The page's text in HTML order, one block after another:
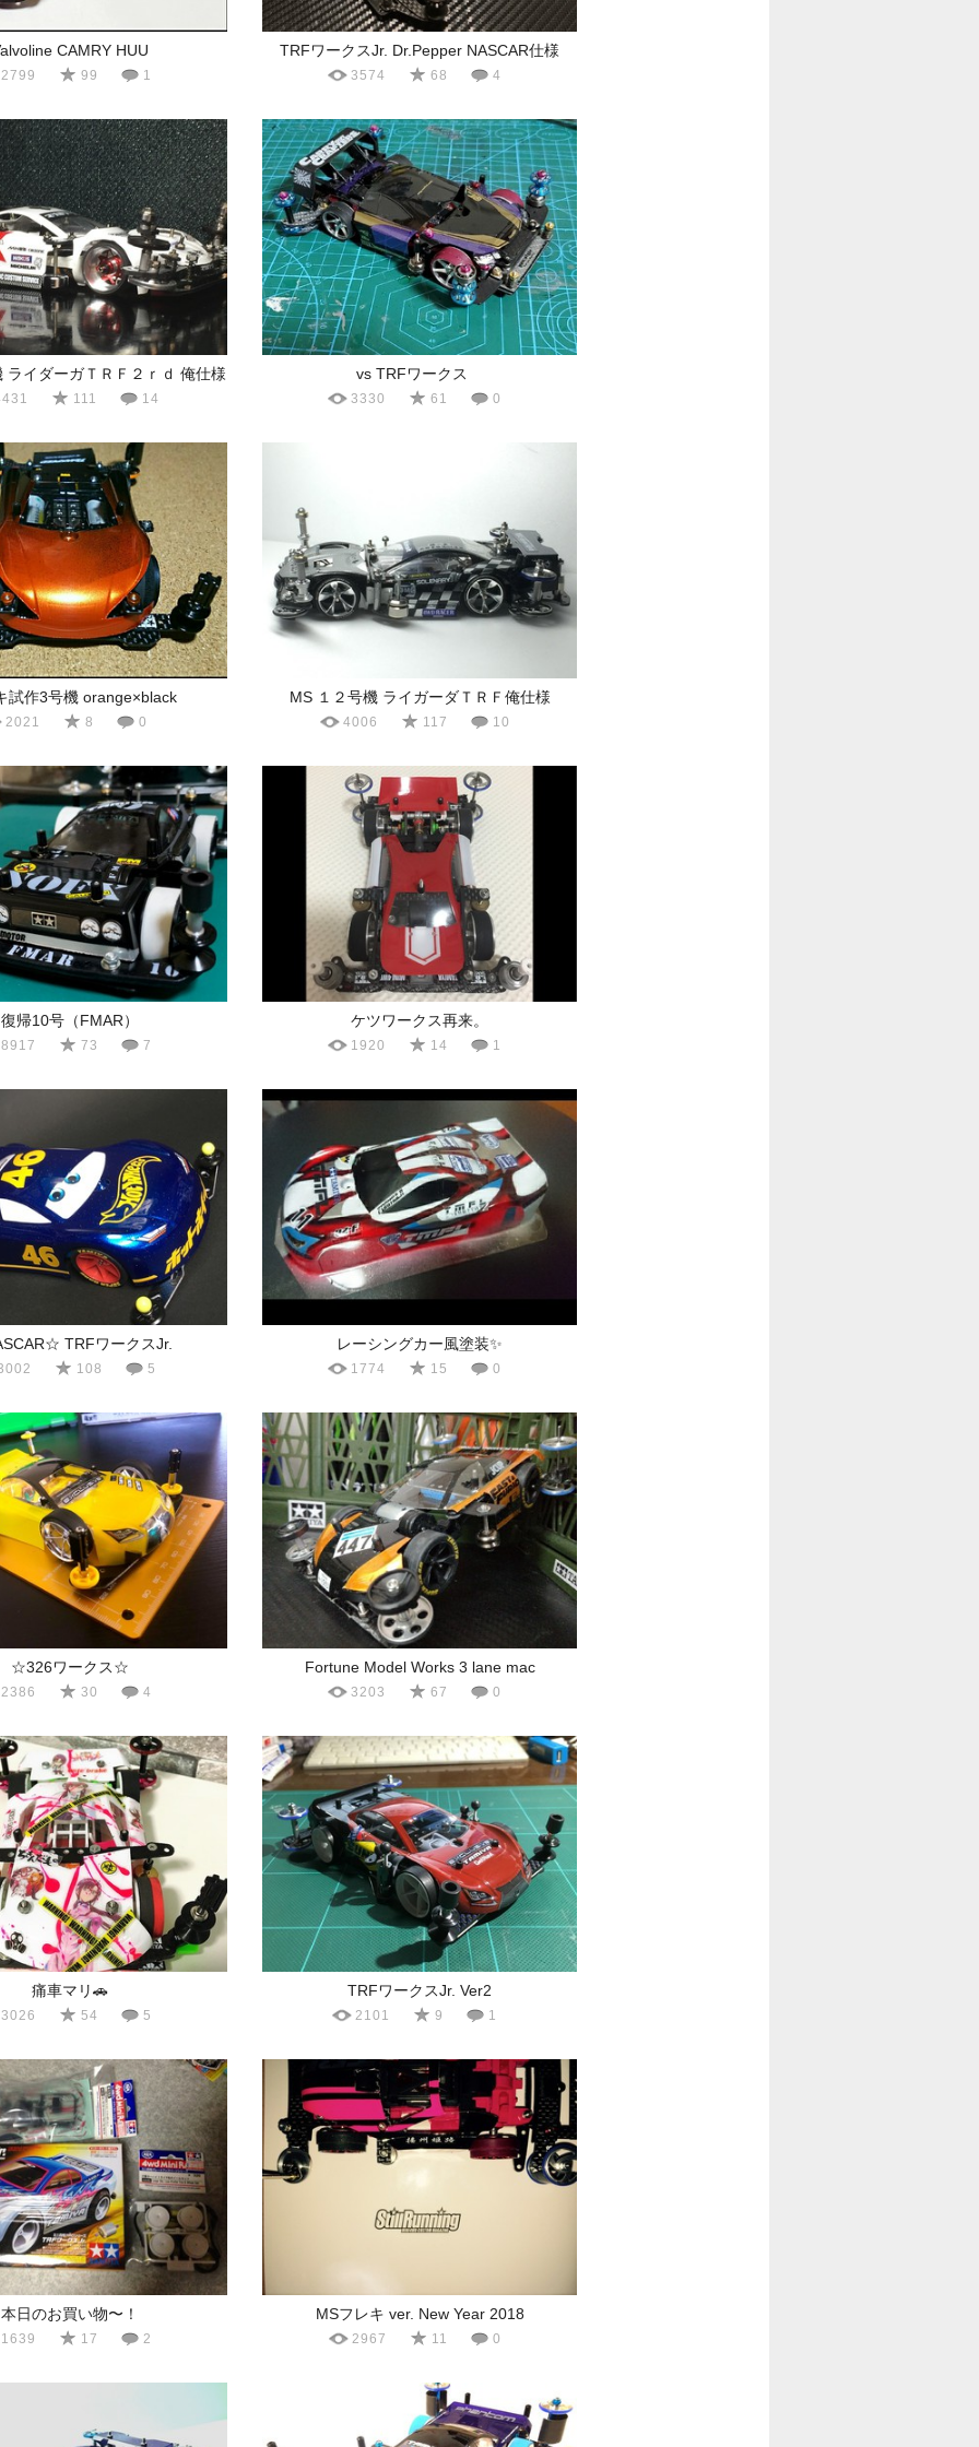
CAMRY HUU
2799 99 1
TRFワークスJr. Dr.Pepper NASCAR仕様
3574 68 4
ライダーガＴＲＦ２ｒｄ 俺仕様
111 14
vs TRFワークス
3330 61 0
試作3号機 orange×black
2021 8 0
MS １２号機 ライガーダＴＲＦ俺仕様
4006 117 10
復帰10号（FMAR）
8917 73 7
ケツワークス再来。
1920 14 1
TRFワークスJr.
108 5
レーシングカー風塗装✨
1774 15 0
☆326ワークス☆
2386 30 4
Fortune Model Works 3 lane mac
3203 67 0
痛車マリ🚗
3026 54 5
TRFワークスJr. Ver2
2101 9 1
本日のお買い物〜！
1639 17 2
MSフレキ ver. New Year 2018
2967 11 0